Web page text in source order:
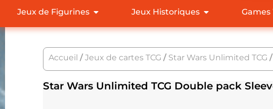
Jeux de Figurines Jeux Historiques
Accueil /Jeux de cartes TCG / Star Wars Unlimited TCG
Star Wars Unlimited TCG Double pack